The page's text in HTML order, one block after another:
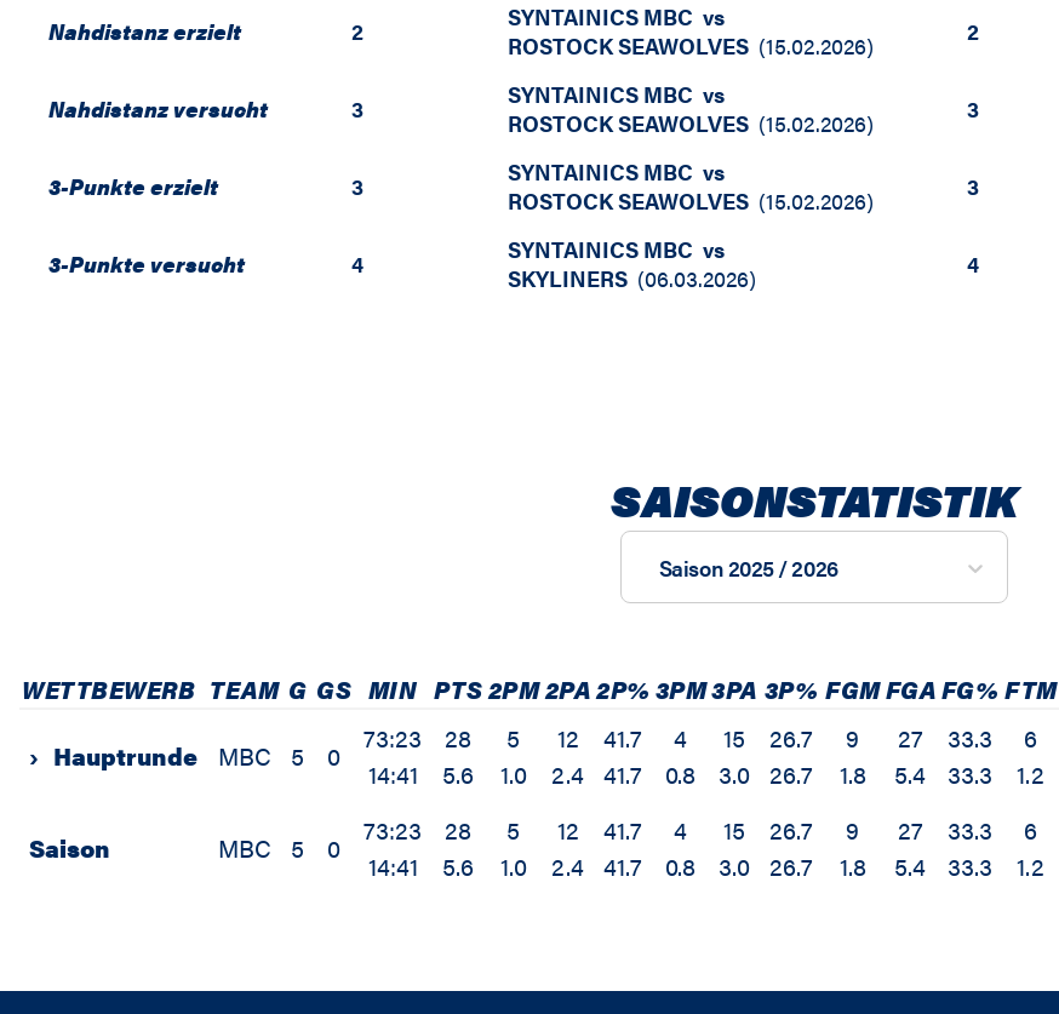
Nahdistanz erzielt 2 SYNTAINICS MBC vs
ROSTOCK SEAWOLVES (15.02.2026) 2
Nahdistanz versucht 3 SYNTAINICS MBC vs
ROSTOCK SEAWOLVES (15.02.2026) 3
3-Punkte erzielt 3 SYNTAINICS MBC vs
ROSTOCK SEAWOLVES (15.02.2026) 3
3-Punkte versucht 4 SYNTAINICS MBC vs
SKYLINERS (06.03.2026) 4
SAISONSTATISTIK
Saison 2025 / 2026
WETTBEWERB TEAM G GS MIN PTS2PM2PA2P% 3PM3PA 3P% FGMFGAFG% FTM
› Hauptrunde MBC 5 0
73:23
14:41
28
5.6
5
1.0
12
2.4
41.7
41.7
4
0.8
15
3.0
26.7
26.7
9
1.8
27
5.4
33.3
33.3
6
1.2
Saison MBC 5 0
73:23
14:41
28
5.6
5
1.0
12
2.4
41.7
41.7
4
0.8
15
3.0
26.7
26.7
9
1.8
27
5.4
33.3
33.3
6
1.2